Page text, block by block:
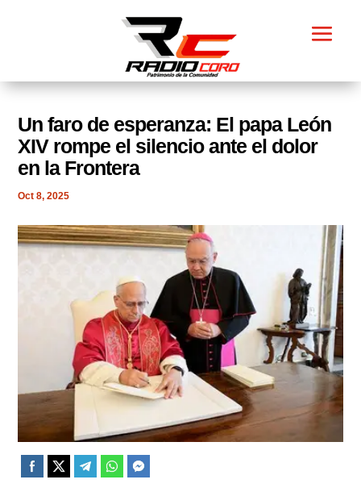
​Un faro de esperanza: El papa León
XIV rompe el silencio ante el dolor
en la Frontera
Oct 8, 2025